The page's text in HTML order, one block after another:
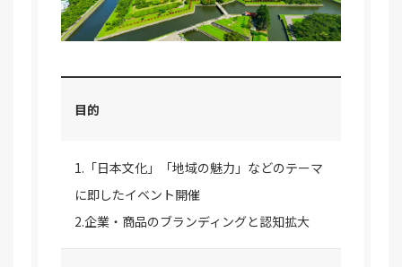
目的
1.「日本文化」「地域の魅力」などのテーマ
に即したイベント開催
2.企業・商品のブランディングと認知拡大